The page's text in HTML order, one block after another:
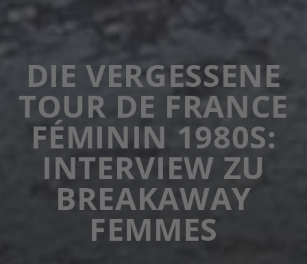
DIE VERGESSENE
TOUR DE FRANCE
FÉMININ 1980S:
INTERVIEW ZU
BREAKAWAY
FEMMES